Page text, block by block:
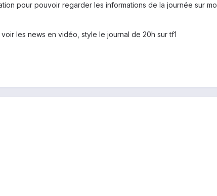
pour pouvoir regarder les informations de la journée sur
les news en vidéo, style le journal de 20h sur tf1